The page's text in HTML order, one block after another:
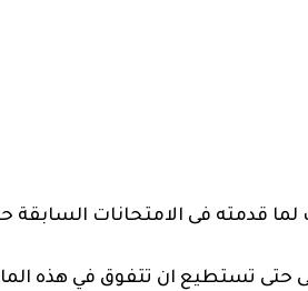
قدمته فى الامتحانات السابقة
تستطيع ان تتفوق في هذه